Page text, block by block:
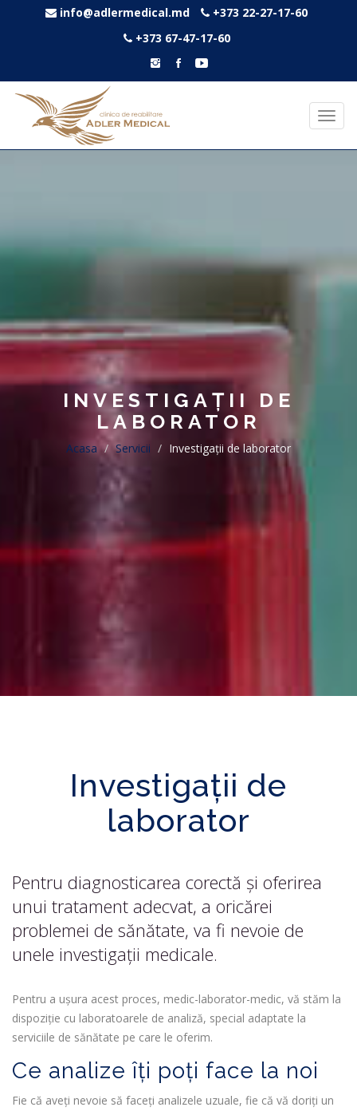
info@adlermedical.md
+373 22-27-17-60
+373 67-47-17-60
INVESTIGAȚII DE
LABORATOR
Acasa Servicii Investigații de laborator
Investigații de
laborator
Pentru diagnosticarea corectă și oferirea
unui tratament adecvat, a oricărei
problemei de sănătate, va fi nevoie de
unele investigații medicale.
Pentru a ușura acest proces, medic-laborator-medic, vă stăm la
dispoziție cu laboratoarele de analiză, special adaptate la
serviciile de sănătate pe care le oferim.
Ce analize îți poți face la noi
Fie că aveți nevoie să faceți analizele uzuale, fie că vă doriți un